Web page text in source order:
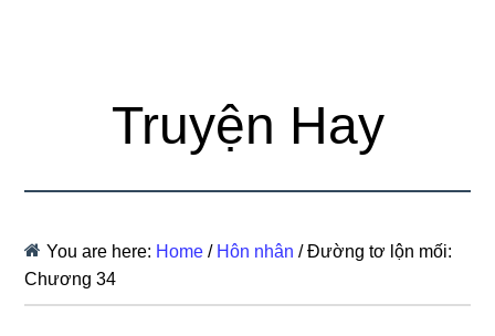
Truyện Hay
You are here: Home / Hôn nhân /Đường tơ lộn mối:
Chương 34